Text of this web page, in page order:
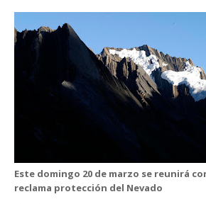
​Este domingo 20 de marzo se reunirá
reclama protección del Nevado